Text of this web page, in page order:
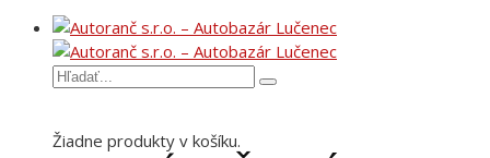
Žiadne produkty v košíku.